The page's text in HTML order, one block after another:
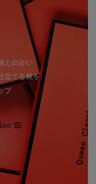
と出会い
立てる靴を
プ